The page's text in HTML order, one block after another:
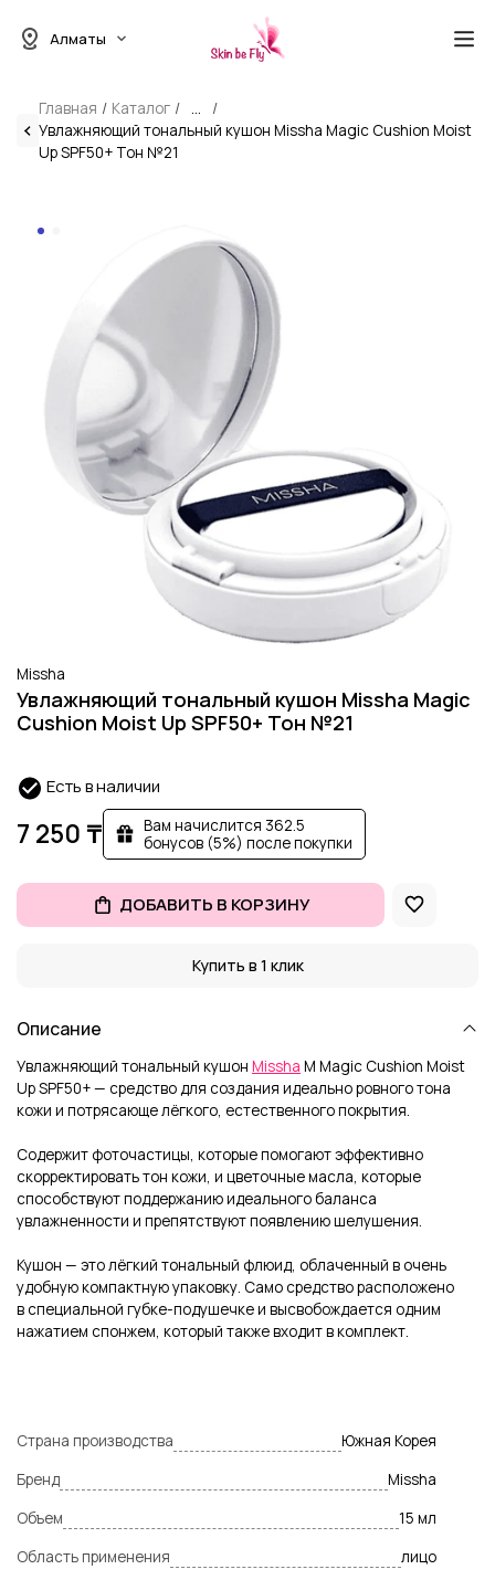
Алматы
Главная Каталог
...
Увлажняющий тональный кушон Missha Magic Cushion Moist
Up SPF50+ Тон №21
Missha
Увлажняющий тональный кушон Missha Magic
Cushion Moist Up SPF50+ Тон №21
Есть в наличии
7 250 ₸
Вам начислится 362.5
бонусов (5%) после покупки
ДОБАВИТЬ В КОРЗИНУ
Купить в 1 клик
Описание
Увлажняющий тональный кушон Missha M Magic Cushion Moist
Up SPF50+— средство для создания идеально ровного тона
кожи и потрясающе лёгкого, естественного покрытия.
Содержит фоточастицы, которые помогают эффективно
скорректировать тон кожи, и цветочные масла, которые
способствуют поддержанию идеального баланса
увлажненности и препятствуют появлению шелушения.
Кушон — это лёгкий тональный флюид, облаченный в очень
удобную компактную упаковку. Само средство расположено
в специальной губке-подушечке и высвобождается одним
нажатием спонжем, который также входит в комплект.
Страна производства
Южная Корея
Бренд
Missha
Объем
15 мл
Область применения
лицо